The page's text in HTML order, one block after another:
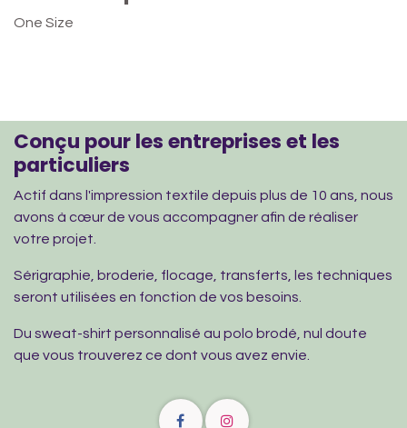
One Size
Conçu pour les entreprises et les
particuliers
Actif dans l'impression textile depuis plus de 10 ans, nous
avons à cœur de vous accompagner afin de réaliser
votre projet.
Sérigraphie, broderie, flocage, transferts, les techniques
seront utilisées en fonction de vos besoins.
Du sweat-shirt personnalisé au polo brodé, nul doute
que vous trouverez ce dont vous avez envie.